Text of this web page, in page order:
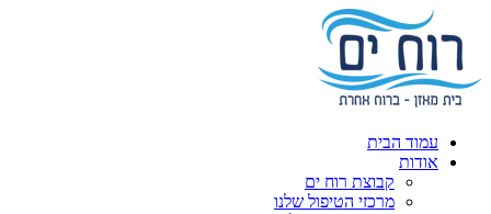
עמוד הבית
אודות
קבוצת רוח ים
מרכזי הטיפול שלנו